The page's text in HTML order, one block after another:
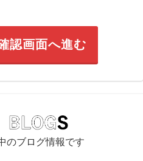
認画面へ進む
のブログ情報です